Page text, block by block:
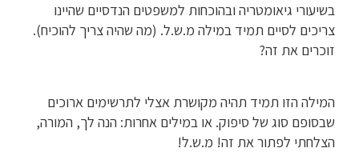
בשיעורי גיאומטריה ובהוכחות למשפטים הנדסיים שהיינו
צריכים לסיים תמיד במילה מ.ש.ל. (מה שהיה צריך להוכיח).
זוכרים את זה?
המילה הזו תמיד תהיה מקושרת אצלי לתרשימים ארוכים
שבסופם סוג של סיפוק. או במילים אחרות: הנה לך, המורה,
הצלחתי לפתור את זה! מ.ש.ל!